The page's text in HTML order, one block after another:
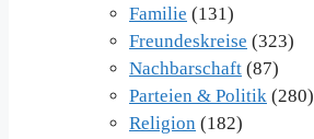
Familie (131)
Freundeskreise (323)
Nachbarschaft (87)
Parteien & Politik (280)
Religion (182)